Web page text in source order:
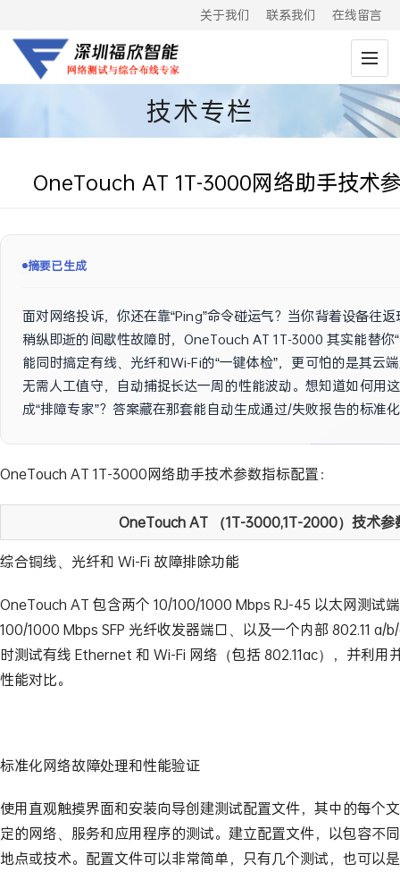
关于我们 联系我们 在线留言
技术专栏
OneTouch AT 1T-3000网络助手技术
摘要已生成
面对网络投诉，你还在靠“Ping”命令碰运气？当你背着设备往
稍纵即逝的间歇性故障时，OneTouch AT 1T-3000 其实能替你
能同时搞定有线、光纤和Wi-Fi的“一键体检”，更可怕的是其
无需人工值守，自动捕捉长达一周的性能波动。想知道如何用
成“排障专家”？答案藏在那套能自动生成通过/失败报告的标准
OneTouch AT 1T-3000网络助手技术参数指标配置：
OneTouch AT （1T-3000,1T-2000）技术参
综合铜线、光纤和 Wi-Fi 故障排除功能
OneTouch AT 包含两个 10/100/1000 Mbps RJ-45 以太网测试
100/1000 Mbps SFP 光纤收发器端口、以及一个内部 802.11 a/
时测试有线 Ethernet 和 Wi-Fi 网络（包括 802.11ac），并利用
性能对比。
标准化网络故障处理和性能验证
使用直观触摸界面和安装向导创建测试配置文件，其中的每个
定的网络、服务和应用程序的测试。建立配置文件，以包容不
地点或技术。配置文件可以非常简单，只有几个测试，也可以